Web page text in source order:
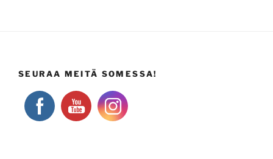
SEURAA MEITÄ SOMESSA!